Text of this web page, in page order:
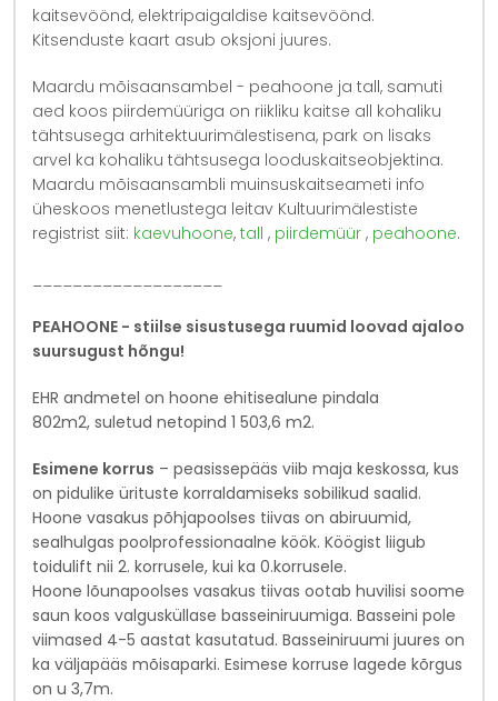
kaitsevöönd, elektripaigaldise kaitsevöönd.
Kitsenduste kaart asub oksjoni juures.
Maardu mõisaansambel - peahoone ja tall, samuti
aed koos piirdemüüriga on riikliku kaitse all kohaliku
tähtsusega arhitektuurimälestisena, park on lisaks
arvel ka kohaliku tähtsusega looduskaitseobjektina.
Maardu mõisaansambli muinsuskaitseameti info
üheskoos menetlustega leitav Kultuurimälestiste
registrist siit: kaevuhoone, tall , piirdemüür , peahoone.
PEAHOONE - stiilse sisustusega ruumid loovad ajaloo
suursugust hõngu!
EHR andmetel on hoone ehitisealune pindala
802m2, suletud netopind 1 503,6 m2.
Esimene korrus – peasissepääs viib maja keskossa, kus
on pidulike ürituste korraldamiseks sobilikud saalid.
Hoone vasakus põhjapoolses tiivas on abiruumid,
sealhulgas poolprofessionaalne köök. Köögist liigub
toidulift nii 2. korrusele, kui ka 0.korrusele.
Hoone lõunapoolses vasakus tiivas ootab huvilisi soome
saun koos valgusküllase basseiniruumiga. Basseini pole
viimased 4-5 aastat kasutatud. Basseiniruumi juures on
ka väljapääs mõisaparki. Esimese korruse lagede kõrgus
on u 3,7m.